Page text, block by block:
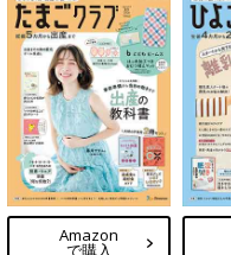
Amazon
で購入